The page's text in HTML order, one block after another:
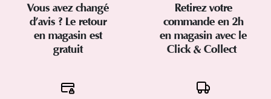
Vous avez changé
d’avis ? Le retour
en magasin est
gratuit
Retirez votre
commande en 2h
en magasin avec le
Click & Collect